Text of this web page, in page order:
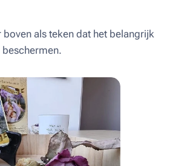
boven als teken dat het belangrijk